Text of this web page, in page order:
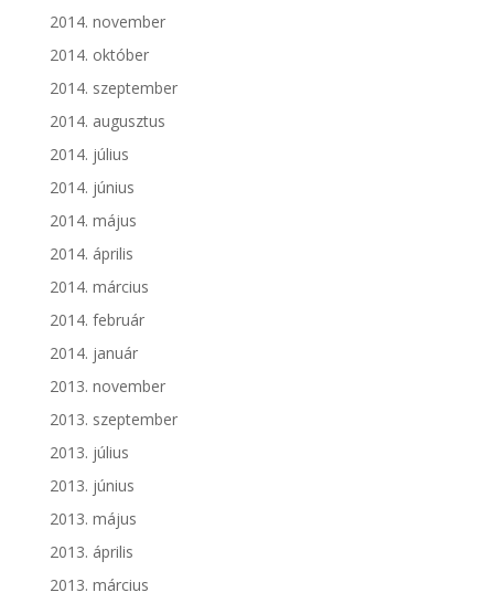
2014. november
2014. október
2014. szeptember
2014. augusztus
2014. július
2014. június
2014. május
2014. április
2014. március
2014. február
2014. január
2013. november
2013. szeptember
2013. július
2013. június
2013. május
2013. április
2013. március